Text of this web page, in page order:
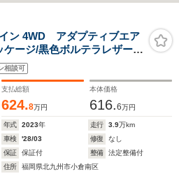
ン 4WD アダプティブエア
ージ/黒色ボルテラレザーシ
マッサージ機
/純正赤色キャリパー/サラ
相談可
支払総額
624.8万円
本体価格
616.6万円
年式 2023年 走行 3.9万km
車検
'28/03 修復
なし
保証
保証付 整備
法定整備付
住所
福岡県北九州市小倉南区